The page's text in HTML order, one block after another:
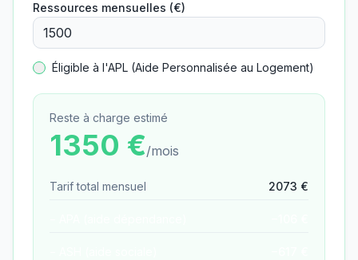
Ressources mensuelles (€)
Éligible à l'APL (Aide Personnalisée au Logement)
Reste à charge estimé
1350 €/mois
Tarif total mensuel 2073 €